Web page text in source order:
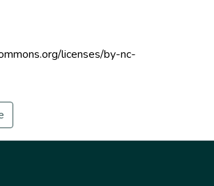
licenses/by-nc-